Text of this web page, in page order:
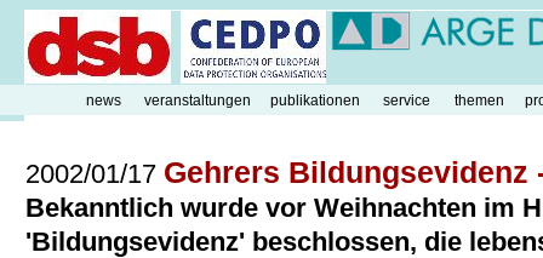
2002/01/17 Gehrers Bildungsevidenz
Bekanntlich wurde vor Weihnachten im
'Bildungsevidenz' beschlossen, die
news veranstaltungen publikationen service themen